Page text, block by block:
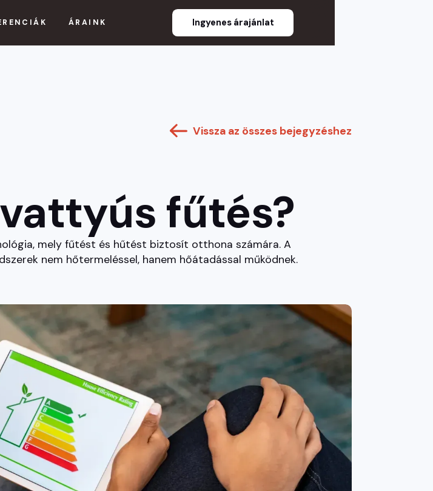
ÁRAINK Ingyenes árajánlat
Vissza az összes bejegyzéshez
fűtés?
mely fűtést és hűtést biztosít otthona számára. A
nem hőtermeléssel, hanem hőátadással működnek.